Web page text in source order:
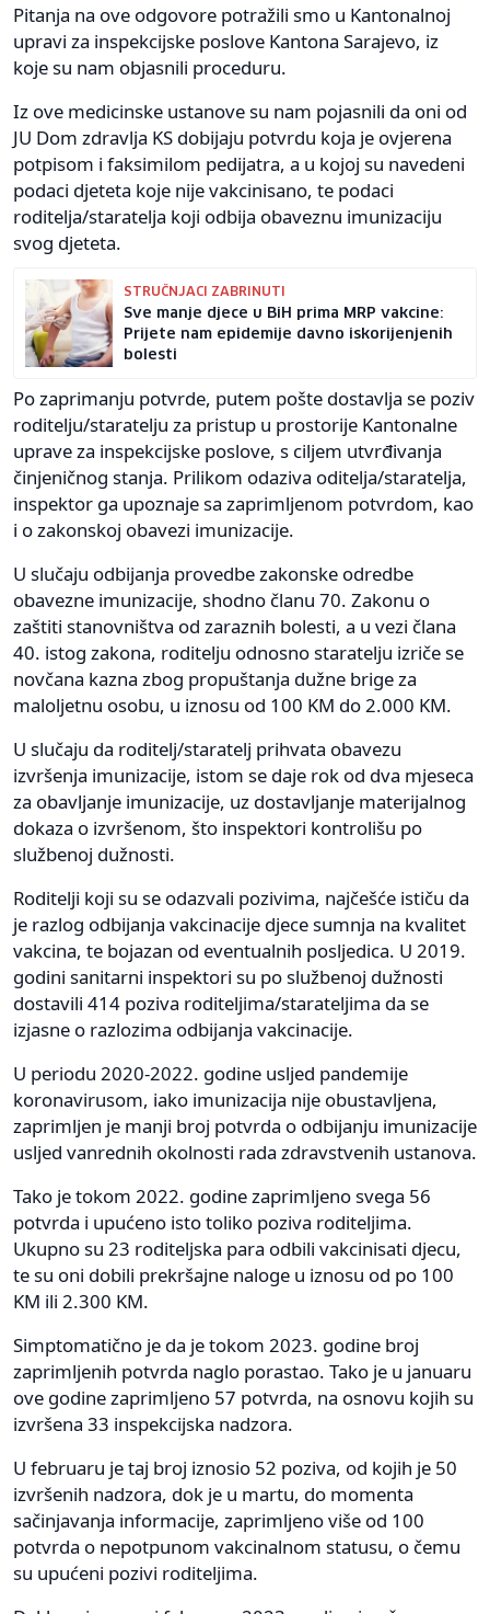
Pitanja na ove odgovore potražili smo u Kantonalnoj
upravi za inspekcijske poslove Kantona Sarajevo, iz
koje su nam objasnili proceduru.
Iz ove medicinske ustanove su nam pojasnili da oni od
JU Dom zdravlja KS dobijaju potvrdu koja je ovjerena
potpisom i faksimilom pedijatra, a u kojoj su navedeni
podaci djeteta koje nije vakcinisano, te podaci
roditelja/staratelja koji odbija obaveznu imunizaciju
svog djeteta.
STRUČNJACI ZABRINUTI
Sve manje djece u BiH prima MRP vakcine:
Prijete nam epidemije davno iskorijenjenih
bolesti
Po zaprimanju potvrde, putem pošte dostavlja se poziv
roditelju/staratelju za pristup u prostorije Kantonalne
uprave za inspekcijske poslove, s ciljem utvrđivanja
činjeničnog stanja. Prilikom odaziva oditelja/staratelja,
inspektor ga upoznaje sa zaprimljenom potvrdom, kao
i o zakonskoj obavezi imunizacije.
U slučaju odbijanja provedbe zakonske odredbe
obavezne imunizacije, shodno članu 70. Zakonu o
zaštiti stanovništva od zaraznih bolesti, a u vezi člana
40. istog zakona, roditelju odnosno staratelju izriče se
novčana kazna zbog propuštanja dužne brige za
maloljetnu osobu, u iznosu od 100 KM do 2.000 KM.
U slučaju da roditelj/staratelj prihvata obavezu
izvršenja imunizacije, istom se daje rok od dva mjeseca
za obavljanje imunizacije, uz dostavljanje materijalnog
dokaza o izvršenom, što inspektori kontrolišu po
službenoj dužnosti.
Roditelji koji su se odazvali pozivima, najčešće ističu da
je razlog odbijanja vakcinacije djece sumnja na kvalitet
vakcina, te bojazan od eventualnih posljedica. U 2019.
godini sanitarni inspektori su po službenoj dužnosti
dostavili 414 poziva roditeljima/starateljima da se
izjasne o razlozima odbijanja vakcinacije.
U periodu 2020-2022. godine usljed pandemije
koronavirusom, iako imunizacija nije obustavljena,
zaprimljen je manji broj potvrda o odbijanju imunizacije
usljed vanrednih okolnosti rada zdravstvenih ustanova.
Tako je tokom 2022. godine zaprimljeno svega 56
potvrda i upućeno isto toliko poziva roditeljima.
Ukupno su 23 roditeljska para odbili vakcinisati djecu,
te su oni dobili prekršajne naloge u iznosu od po 100
KM ili 2.300 KM.
Simptomatično je da je tokom 2023. godine broj
zaprimljenih potvrda naglo porastao. Tako je u januaru
ove godine zaprimljeno 57 potvrda, na osnovu kojih su
izvršena 33 inspekcijska nadzora.
U februaru je taj broj iznosio 52 poziva, od kojih je 50
izvršenih nadzora, dok je u martu, do momenta
sačinjavanja informacije, zaprimljeno više od 100
potvrda o nepotpunom vakcinalnom statusu, o čemu
su upućeni pozivi roditeljima.